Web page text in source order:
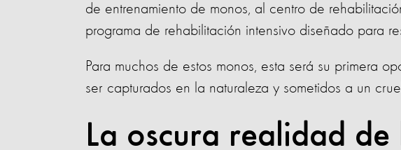
de entrenamiento de monos, al centro de
programa de rehabilitación intensivo diseñado para
Para muchos de estos monos, esta será su primera
ser capturados en la naturaleza y sometidos a un
La oscura realidad